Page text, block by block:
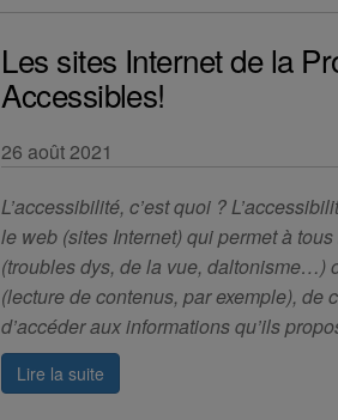
Les sites Internet de la
Accessibles!
26 août 2021
L’accessibilité, c’est quoi ?
le web (sites Internet) qui permet à
(troubles dys, de la vue, daltonisme…)
(lecture de contenus, par exemple), de
d’accéder aux informations qu’ils
Lire la suite